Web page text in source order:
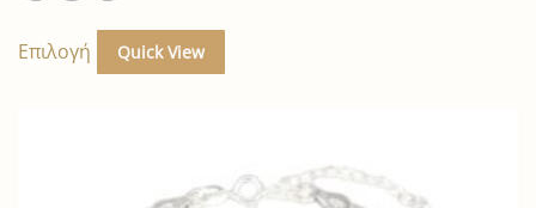
Επιλογή Quick View
προϊόν
παραλλαγές.
Οι